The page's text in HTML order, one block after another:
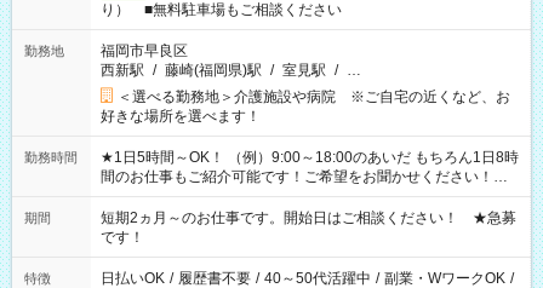
り） ■無料駐車場もご相談ください
勤務地
福岡市早良区
西新駅 / 藤崎(福岡県)駅 / 室見駅 / …
＜選べる勤務地＞介護施設や病院 ※ご自宅の近くなど、お
好きな場所を選べます！
勤務時間
★1日5時間～OK！ （例）9:00～18:00のあいだ もちろん1日8時
間のお仕事もご紹介可能です！ご希望をお聞かせください！★
家庭の都合でお休みが必要な場合も遠慮なくご相談ください。
※週最低15時間以上の勤務が必要です
期間
短期2ヵ月～のお仕事です。開始日はご相談ください！ ★急募
です！
特徴 日払いOK / 履歴書不要 / 40～50代活躍中 / 副業・WワークOK /